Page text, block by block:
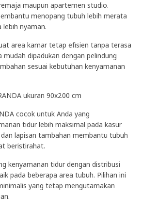
maupun apartemen studio.
menopang tubuh lebih merata
nyaman.
area kamar tetap efisien tanpa terasa
mudah dipadukan dengan pelindung
sesuai kebutuhan kenyamanan
ukuran 90x200 cm
cocok untuk Anda yang
tidur lebih maksimal pada kasur
lapisan tambahan membantu tubuh
beristirahat.
kenyamanan tidur dengan distribusi
pada beberapa area tubuh. Pilihan ini
yang tetap mengutamakan